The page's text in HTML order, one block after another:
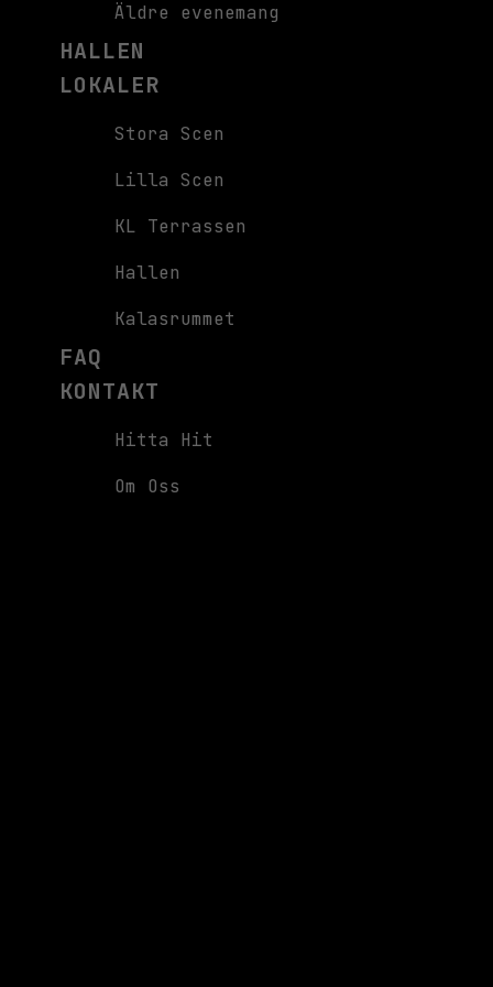
Äldre evenemang
HALLEN
LOKALER
Stora Scen
Lilla Scen
KL Terrassen
Hallen
Kalasrummet
FAQ
KONTAKT
Hitta Hit
Om Oss